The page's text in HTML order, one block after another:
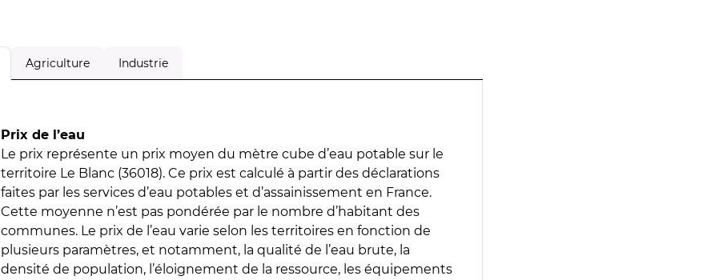
Agriculture Industrie
Prix de l’eau
Le prix représente un prix moyen du mètre cube d’eau potable sur le
territoire Le Blanc (36018). Ce prix est calculé à partir des déclarations
faites par les services d’eau potables et d’assainissement en France.
Cette moyenne n’est pas pondérée par le nombre d’habitant des
communes. Le prix de l’eau varie selon les territoires en fonction de
plusieurs paramètres, et notamment, la qualité de l’eau brute, la
densité de population, l’éloignement de la ressource, les équipements